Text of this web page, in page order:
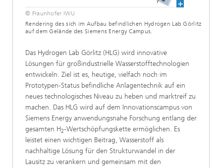
© Fraunhofer IWU
Rendering des sich im Aufbau befindlichen Hydrogen Lab Görlitz
auf dem Gelände des Siemens Energy Campus.
Das Hydrogen Lab Görlitz (HLG) wird innovative
Lösungen für großindustrielle Wasserstofftechnologien
entwickeln. Ziel ist es, heutige, vielfach noch im
Prototypen-Status befindliche Anlagentechnik auf ein
neues technologisches Niveau zu heben und marktreif zu
machen. Das HLG wird auf dem Innovationscampus von
Siemens Energy anwendungsnahe Forschung entlang der
gesamten H2-Wertschöpfungskette ermöglichen. Es
leistet einen wichtigen Beitrag, Wasserstoff als
nachhaltige Lösung für den Strukturwandel in der
Lausitz zu verankern und gemeinsam mit den